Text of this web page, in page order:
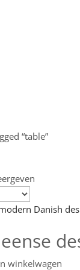
“table”
laatst
winkelwagen